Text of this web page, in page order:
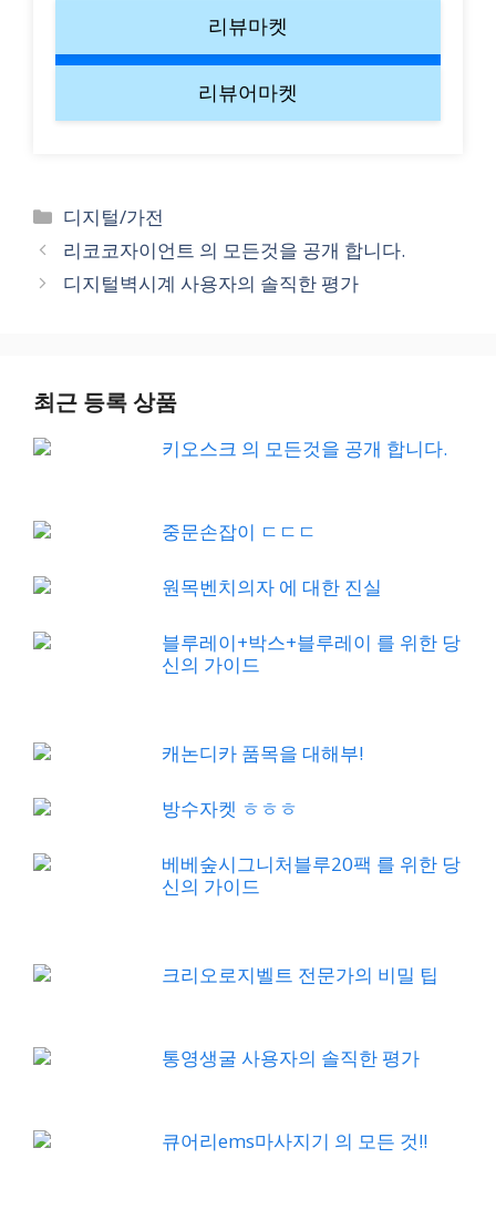
리뷰마켓
리뷰어마켓
Categories
디지털/가전
리코코자이언트 의 모든것을 공개 합니다.
디지털벽시계 사용자의 솔직한 평가
최근 등록 상품
키오스크 의 모든것을 공개 합니다.
중문손잡이 ㄷㄷㄷ
원목벤치의자 에 대한 진실
블루레이+박스+블루레이 를 위한 당
신의 가이드
캐논디카 품목을 대해부!
방수자켓 ㅎㅎㅎ
베베숲시그니처블루20팩 를 위한 당
신의 가이드
크리오로지벨트 전문가의 비밀 팁
통영생굴 사용자의 솔직한 평가
큐어리ems마사지기 의 모든 것!!